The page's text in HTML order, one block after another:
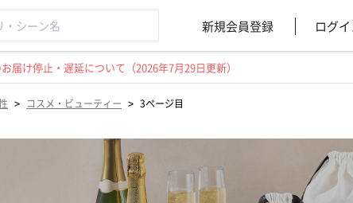
新規会員登録 ログ
け停止・遅延について（2026年7月29日更新）
> コスメ・ビューティー > 3ページ目